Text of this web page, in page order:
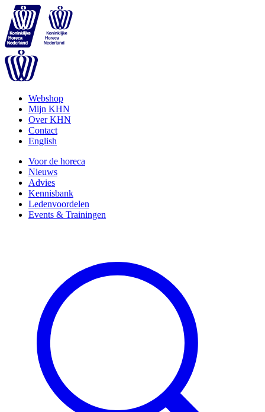
Webshop
Mijn KHN
Over KHN
Contact
English
Voor de horeca
Nieuws
Advies
Kennisbank
Ledenvoordelen
Events & Trainingen